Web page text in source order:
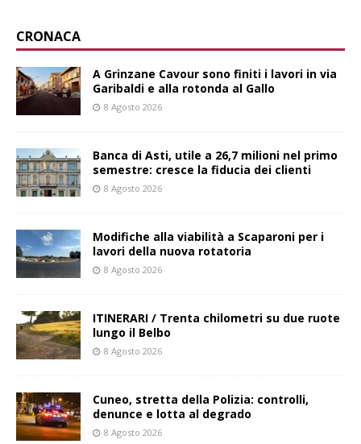
CRONACA
A Grinzane Cavour sono finiti i lavori in via
Garibaldi e alla rotonda al Gallo
8 Agosto 2026
Banca di Asti, utile a 26,7 milioni nel primo
semestre: cresce la fiducia dei clienti
8 Agosto 2026
Modifiche alla viabilità a Scaparoni per i
lavori della nuova rotatoria
8 Agosto 2026
ITINERARI / Trenta chilometri su due ruote
lungo il Belbo
8 Agosto 2026
Cuneo, stretta della Polizia: controlli,
denunce e lotta al degrado
8 Agosto 2026